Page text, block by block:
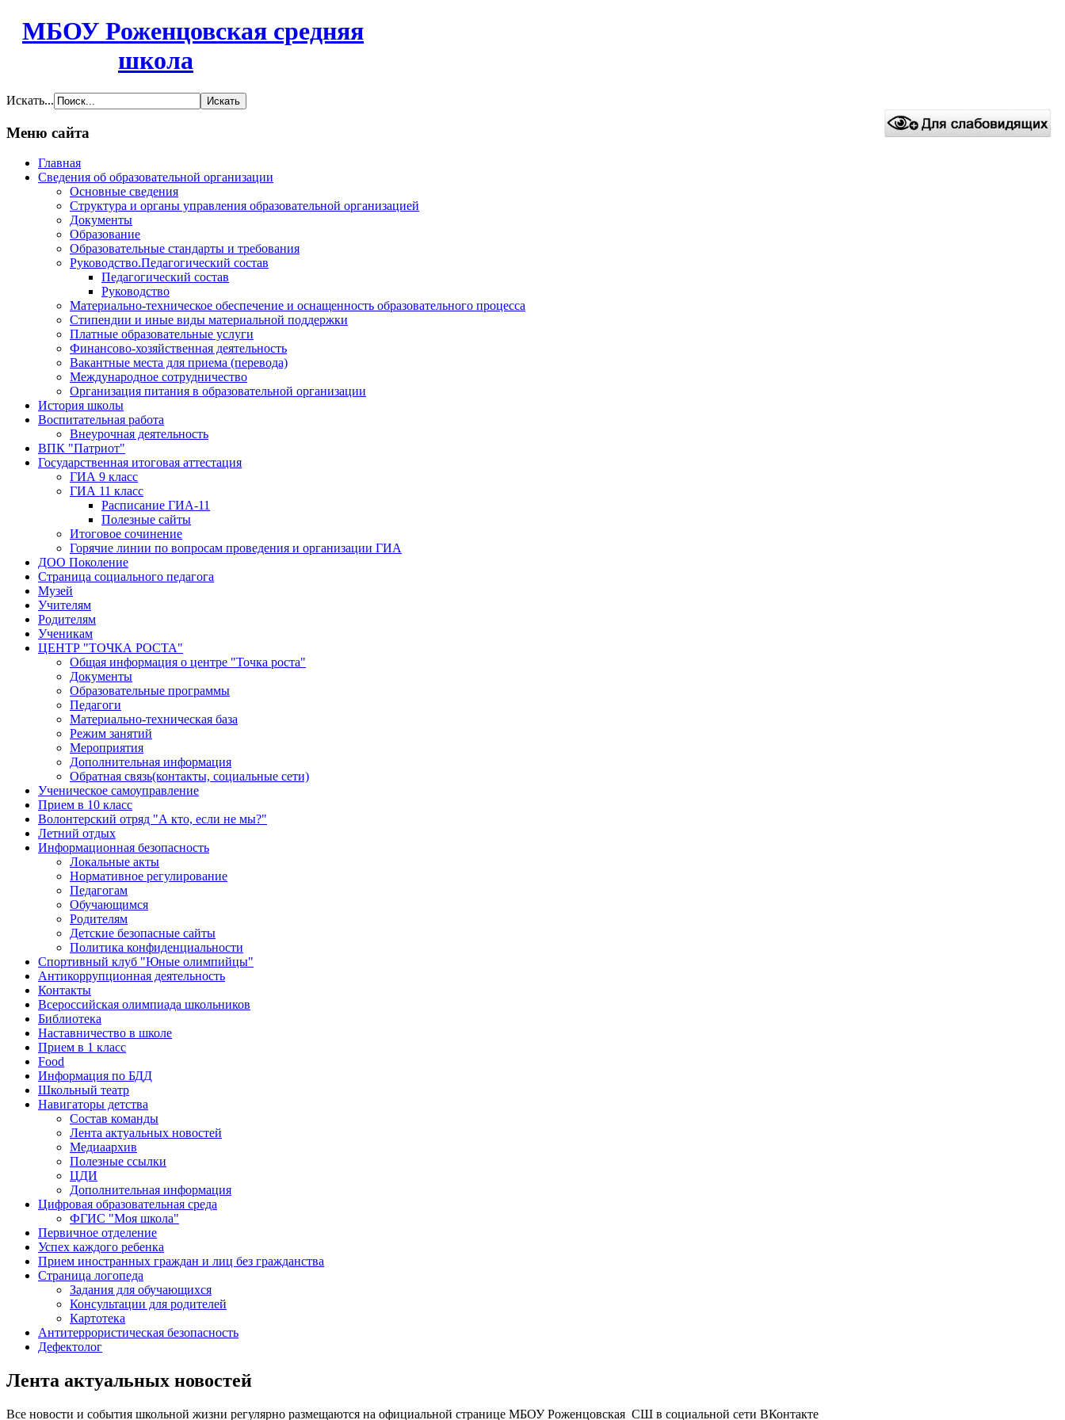
МБОУ Роженцовская средняя
школа
Искать...
Меню сайта
Главная
Сведения об образовательной организации
Основные сведения
Структура и органы управления образовательной организацией
Документы
Образование
Образовательные стандарты и требования
Руководство.Педагогический состав
Педагогический состав
Руководство
Материально-техническое обеспечение и оснащенность образовательного процесса
Стипендии и иные виды материальной поддержки
Платные образовательные услуги
Финансово-хозяйственная деятельность
Вакантные места для приема (перевода)
Международное сотрудничество
Организация питания в образовательной организации
История школы
Воспитательная работа
Внеурочная деятельность
ВПК "Патриот"
Государственная итоговая аттестация
ГИА 9 класс
ГИА 11 класс
Расписание ГИА-11
Полезные сайты
Итоговое сочинение
Горячие линии по вопросам проведения и организации ГИА
ДОО Поколение
Страница социального педагога
Музей
Учителям
Родителям
Ученикам
ЦЕНТР "ТОЧКА РОСТА"
Общая информация о центре "Точка роста"
Документы
Образовательные программы
Педагоги
Материально-техническая база
Режим занятий
Мероприятия
Дополнительная информация
Обратная связь(контакты, социальные сети)
Ученическое самоуправление
Прием в 10 класс
Волонтерский отряд "А кто, если не мы?"
Летний отдых
Информационная безопасность
Локальные акты
Нормативное регулирование
Педагогам
Обучающимся
Родителям
Детские безопасные сайты
Политика конфиденциальности
Спортивный клуб "Юные олимпийцы"
Антикоррупционная деятельность
Контакты
Всероссийская олимпиада школьников
Библиотека
Наставничество в школе
Прием в 1 класс
Food
Информация по БДД
Школьный театр
Навигаторы детства
Состав команды
Лента актуальных новостей
Медиаархив
Полезные ссылки
ЦДИ
Дополнительная информация
Цифровая образовательная среда
ФГИС "Моя школа"
Первичное отделение
Успех каждого ребенка
Прием иностранных граждан и лиц без гражданства
Страница логопеда
Задания для обучающихся
Консультации для родителей
Картотека
Антитеррористическая безопасность
Дефектолог
Лента актуальных новостей
Все новости и события школьной жизни регулярно размещаются на официальной странице МБОУ Роженцовская СШ в социальной сети ВКонтакте